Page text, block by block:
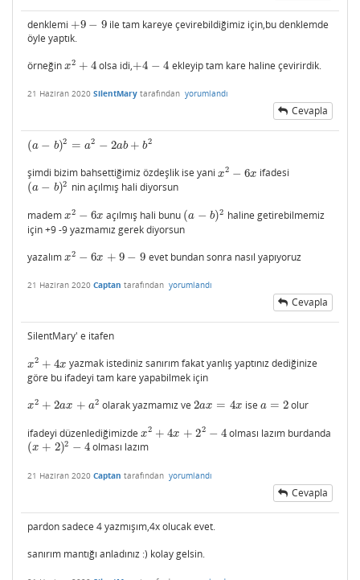
denklemi +9 − 9
+9− 9
ile tam kareye çevirebildiğimiz için,bu denklemde
öyle yaptık.
örneğin x2 + 4
x2+4 olsa idi,+4 − 4
+4− 4 ekleyip tam kare haline çevirirdik.
21 Haziran 2020 SilentMary tarafından yorumlandı
Cevapla
(a − b)2 = a2 − 2ab + b2
(a− b) 2=a 2−2 ab +b2
şimdi bizim bahsettiğimiz özdeşlik ise yani x2 − 6x
x2−6x
ifadesi
(a − b)2
(a− b) 2 nin açılmış hali diyorsun
madem x2 − 6x
x2−6x açılmış hali bunu (a − b)2
(a− b) 2
haline getirebilmemiz
için +9 -9 yazmamız gerek diyorsun
yazalım x2 − 6x + 9 − 9
x2−6x +9− 9 evet bundan sonra nasıl yapıyoruz
21 Haziran 2020 Captan tarafından yorumlandı
Cevapla
SilentMary' e itafen
x2 + 4x
x2+4x
yazmak istediniz sanırım fakat yanlış yaptınız dediğinize
göre bu ifadeyi tam kare yapabilmek için
x2 + 2ax + a2
x2+2ax+a2 olarak yazmamız ve2ax = 4x
2ax= 4x ise a = 2
a=2 olur
ifadeyi düzenlediğimizde x2 + 4x + 22 − 4
x2+4x +22 −4
olması lazım burdanda
(x + 2)2 − 4
(x+ 2)2−4 olması lazım
21 Haziran 2020 Captan tarafından yorumlandı
Cevapla
pardon sadece 4 yazmışım,4x olucak evet.
sanırım mantığı anladınız :) kolay gelsin.